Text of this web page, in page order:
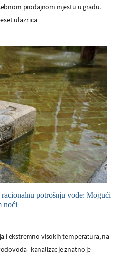
prodajnom mjestu u gradu.
ulaznica
potrošnju vode: Mogući
noći
i ekstremno visokih temperatura, na
i kanalizacije znatno je